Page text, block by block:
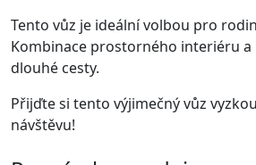
Tento vůz je ideální volbou pro
Kombinace prostorného interiéru
dlouhé cesty.
Přijďte si tento výjimečný vůz
návštěvu!